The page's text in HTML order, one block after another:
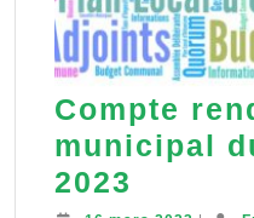
Compte
municipal
2023